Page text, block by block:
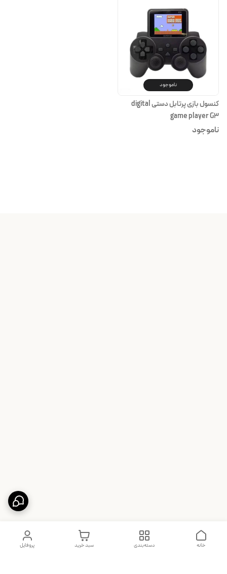
ناموجود
کنسول بازی پرتابل دستی digital
game player G3
ناموجود
پروفایل سبد خرید دسته‌بندی خانه